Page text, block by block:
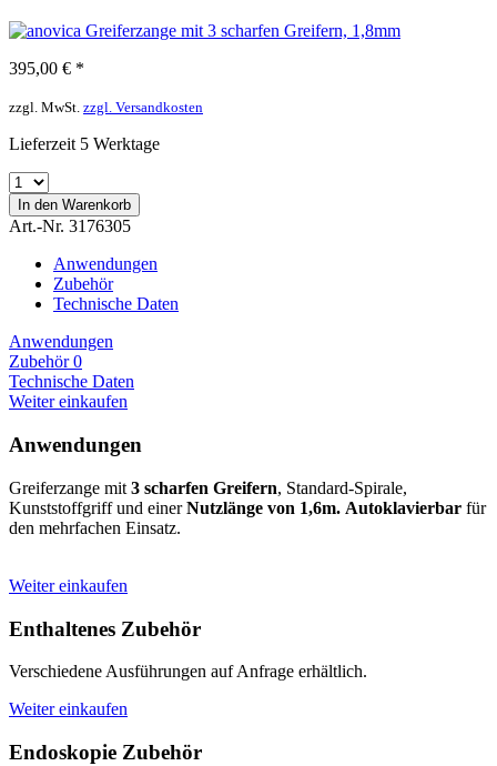
395,00 € *
zzgl. MwSt. zzgl. Versandkosten
Lieferzeit 5 Werktage
In den Warenkorb
Art.-Nr. 3176305
Anwendungen
Zubehör
Technische Daten
Anwendungen
Zubehör0
Technische Daten
Weiter einkaufen
Anwendungen
Greiferzange mit 3 scharfen Greifern, Standard-Spirale,
Kunststoffgriff und einerNutzlänge von 1,6m. Autoklavierbar für
den mehrfachen Einsatz.
Weiter einkaufen
Enthaltenes Zubehör
Verschiedene Ausführungen auf Anfrage erhältlich.
Weiter einkaufen
Endoskopie Zubehör